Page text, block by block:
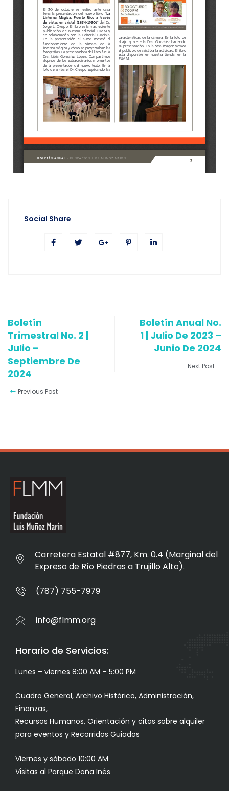
Social Share
Boletín
Trimestral No. 2 |
Julio –
Septiembre De
2024
Previous Post
Boletín Anual No.
1 | Julio De 2023 –
Junio De 2024
Next Post
Carretera Estatal #877, Km. 0.4 (Marginal del
Expreso de Río Piedras a Trujillo Alto).
(787) 755-7979
info@flmm.org
Horario de Servicios:
Lunes – viernes 8:00 AM – 5:00 PM
Cuadro General, Archivo Histórico, Administración,
Finanzas,
Recursos Humanos, Orientación y citas sobre alquiler
para eventos y Recorridos Guiados
Viernes y sábado 10:00 AM
Visitas al Parque Doña Inés